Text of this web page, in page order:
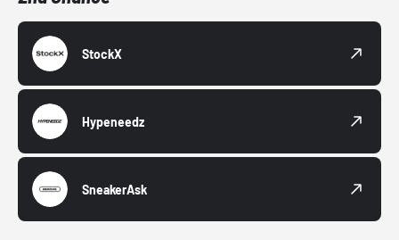
StockX
Hypeneedz
SneakerAsk